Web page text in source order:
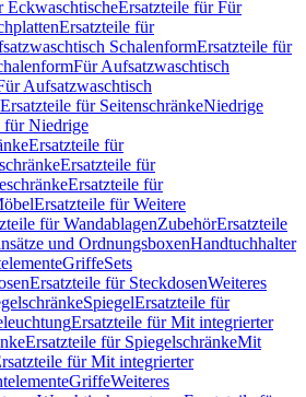
EckwaschtischeErsatzteile für Für
Ersatzteile für
SchalenformErsatzteile für
Für Aufsatzwaschtisch
Aufsatzwaschtisch
Ersatzteile für SeitenschränkeNiedrige
für Niedrige
Ersatzteile für
Ersatzteile für
Ersatzteile für
Ersatzteile für Weitere
für WandablagenZubehörErsatzteile
und OrdnungsboxenHandtuchhalter
GriffeSets
Ersatzteile für SteckdosenWeiteres
SpiegelErsatzteile für
Ersatzteile für Mit integrierter
Ersatzteile für SpiegelschränkeMit
für Mit integrierter
GriffeWeiteres